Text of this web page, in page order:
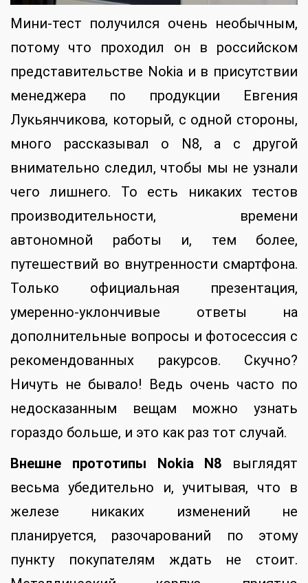
Мини-тест получился очень необычным,
потому что проходил он в российском
представительстве Nokia и в присутствии
менеджера по продукции Евгения
Лукьянчикова, который, с одной стороны,
много рассказывал о N8, а с другой
внимательно следил, чтобы мы не узнали
чего лишнего. То есть никаких тестов
производительности, времени
автономной работы и, тем более,
путешествий во внутренности смартфона.
Только официальная презентация,
умеренно-уклончивые ответы на
дополнительные вопросы и фотосессия с
рекомендованных ракурсов. Скучно?
Ничуть не бывало! Ведь очень часто по
недосказанным вещам можно узнать
гораздо больше, и это как раз тот случай.
Внешне прототипы Nokia N8 выглядят
весьма убедительно и, учитывая, что в
железе никаких изменений не
планируется, разочарований по этому
пункту покупателям ждать не стоит.